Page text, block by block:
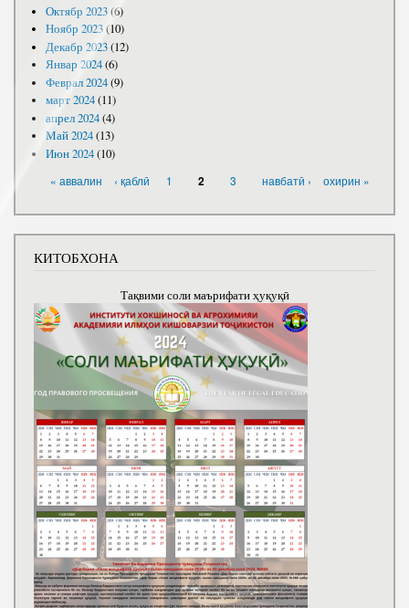
Октябр 2023(6)
Ноябр 2023(10)
Декабр 2023(12)
Январ 2024(6)
Феврал 2024(9)
март 2024(11)
апрел 2024(4)
Май 2024(13)
Июн 2024(10)
« аввалин ‹ қаблӣ 1 2 3 навбатӣ › охирин »
КИТОБХОНА
Тақвими соли маърифати ҳуқуқӣ